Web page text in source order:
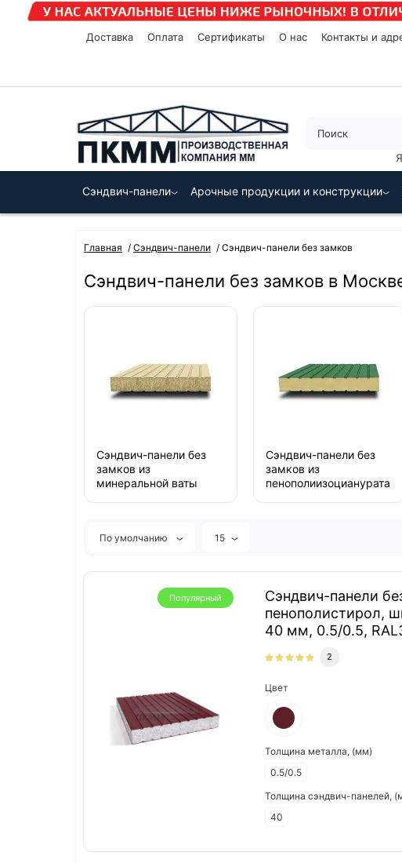
Доставка Оплата Сертификаты О нас Контакты и
Сэндвич-панели Арочные продукции и конструкции
Главная Сэндвич-панели Сэндвич-панели без замков
Сэндвич-панели без замков в
Сэндвич-панели без
замков из
минеральной ваты
Сэндвич-панели без
замков из
пенополиизоцианурата
По умолчанию 15
Популярный
Сэндвич-панели
пенополистирол,
40 мм, 0.5/0.5,
Цвет
Толщина металла, (мм)
0.5/0.5
Толщина сэндвич-панелей,
40
2